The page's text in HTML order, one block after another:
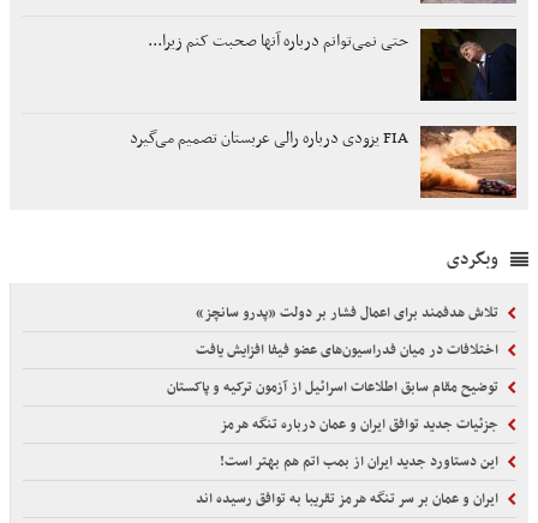
حتی نمی‌توانم درباره آنها صحبت کنم زیرا...
FIA یزودی درباره رالی عربستان تصمیم می‌گیرد
وبگردی
تلاش هدفمند برای اعمال فشار بر دولت «پدرو سانچز»
اختلافات در میان فدراسیون‌های عضو فیفا افزایش یافت
توضیح مقام سابق اطلاعات اسرائیل از آزمون ترکیه و پاکستان
جزئیات جدید توافق ایران و عمان درباره تنگه هرمز
این دستاورد جدید ایران از بمب اتم هم بهتر است!
ایران و عمان بر سر تنگه هرمز تقریبا به توافق رسیده اند